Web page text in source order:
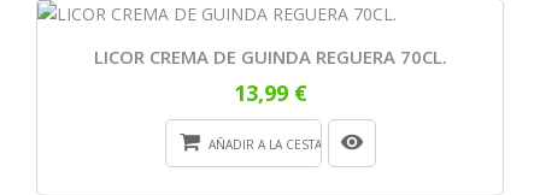
LICOR CREMA DE GUINDA REGUERA 70CL.
13,99 €
AÑADIR A LA CESTA